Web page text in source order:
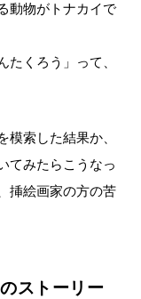
動物がトナカイで
たくろう」って、
模索した結果か、
てみたらこうなっ
挿絵画家の方の苦
ストーリー